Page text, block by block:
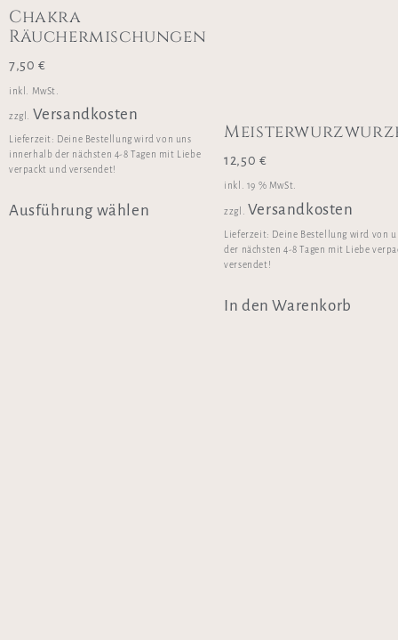
Chakra
Räuchermischungen
7,50 €
inkl. MwSt.
zzgl. Versandkosten
Lieferzeit: Deine Bestellung wird von uns
innerhalb der nächsten 4-8 Tagen mit Liebe
verpackt und versendet!
Ausführung wählen
12,50 €
inkl. 19 % MwSt.
zzgl. Versandkosten
Lieferzeit: Deine Bestellung wird von
der nächsten 4-8 Tagen mit Liebe
versendet!
In den Warenkorb